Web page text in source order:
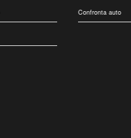
Confronta auto